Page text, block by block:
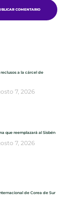
a la cárcel de
7, 2026
que reemplazará al Sisbén
7, 2026
de Corea de Sur